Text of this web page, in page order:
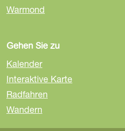
Warmond
Gehen Sie zu
Kalender
Interaktive Karte
Radfahren
Wandern